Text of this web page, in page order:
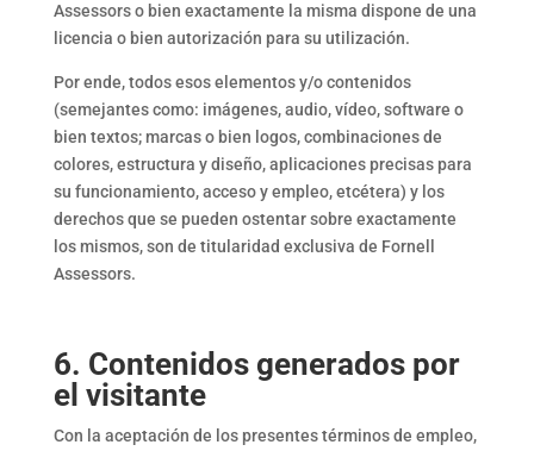
Assessors o bien exactamente la misma dispone de una
licencia o bien autorización para su utilización.
Por ende, todos esos elementos y/o contenidos
(semejantes como: imágenes, audio, vídeo, software o
bien textos; marcas o bien logos, combinaciones de
colores, estructura y diseño, aplicaciones precisas para
su funcionamiento, acceso y empleo, etcétera) y los
derechos que se pueden ostentar sobre exactamente
los mismos, son de titularidad exclusiva de Fornell
Assessors.
6. Contenidos generados por
el visitante
Con la aceptación de los presentes términos de empleo,